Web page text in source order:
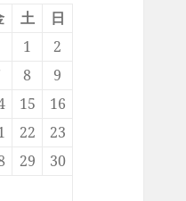
土
日
1
2
8
9
15
16
22
23
29
30